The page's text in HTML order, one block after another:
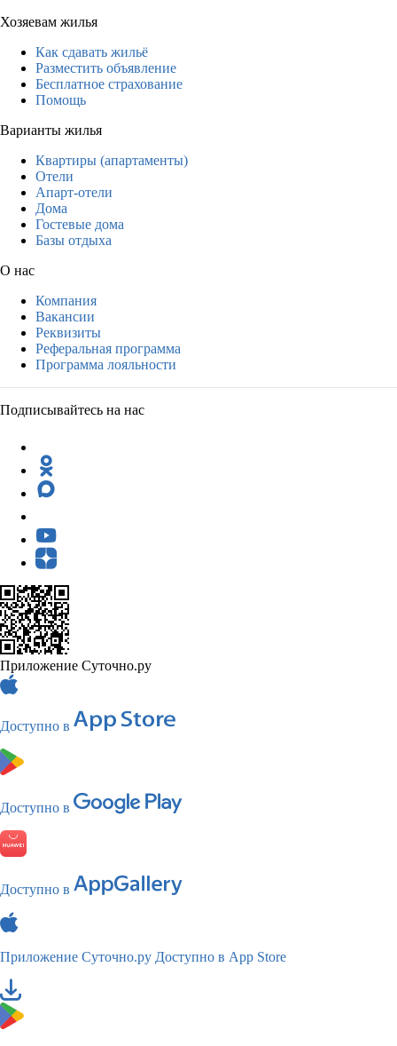
Хозяевам жилья
Как сдавать жильё
Разместить объявление
Бесплатное страхование
Помощь
Варианты жилья
Квартиры (апартаменты)
Отели
Апарт-отели
Дома
Гостевые дома
Базы отдыха
О нас
Компания
Вакансии
Реквизиты
Реферальная программа
Программа лояльности
Подписывайтесь на нас
Приложение Суточно.ру
Доступно в
Доступно в
Доступно в
Приложение Суточно.ру Доступно в App Store